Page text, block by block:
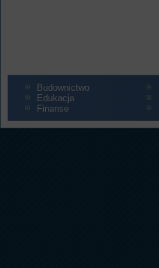
Budownictwo
Edukacja
Finanse